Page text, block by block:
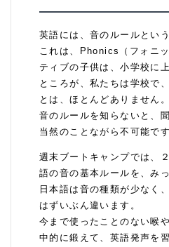
英語には、音のルールとい
これは、Phonics（フォニ
ティブの子供は、小学校に
ところが、私たちは学校で
とは、ほとんどありません。
音のルールを知らないと、
当然のことながら不可能です
週末ブートキャンプでは、
語の音の基本ルールを、み
日本語は音の種類が少なく
はずいぶん違います。
今まで使ったことのない喉
中的に鍛えて、英語発声を